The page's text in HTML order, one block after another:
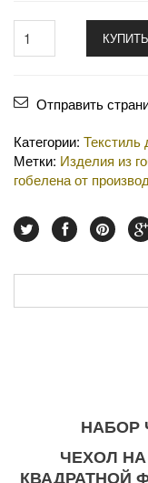
КУПИТЬ
Отправить
Категории: Текстиль
Метки: Изделия из
гобелена от
НАБОР
ЧЕХОЛ
КВАДРАТНОЙ